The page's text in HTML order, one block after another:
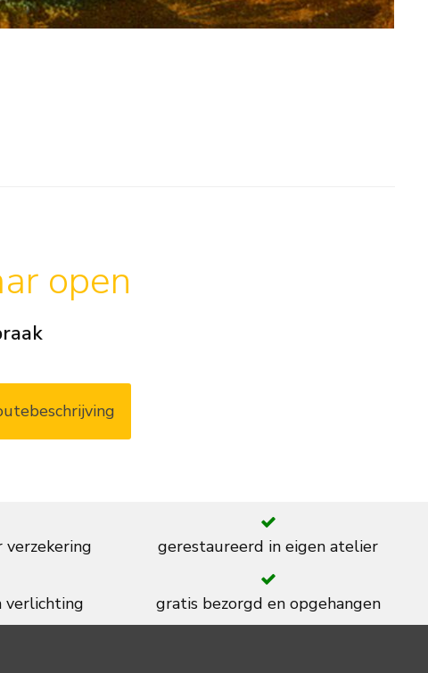
open
gerestaureerd in eigen atelier
verlichting gratis bezorgd en opgehangen